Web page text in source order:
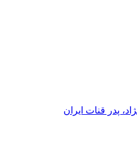
پدر قنات ایران